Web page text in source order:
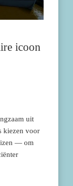
icoon
uit
kiezen voor
— om